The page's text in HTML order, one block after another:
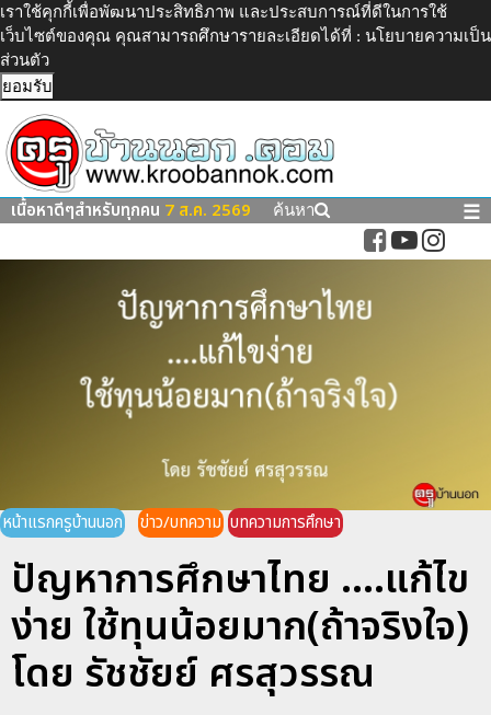
เราใช้คุกกี้เพื่อพัฒนาประสิทธิภาพ และประสบการณ์ที่ดีในการใช้
เว็บไซต์ของคุณ คุณสามารถศึกษารายละเอียดได้ที่ : นโยบายความเป็น
ส่วนตัว
ยอมรับ
เนื้อหาดีๆสำหรับทุกคน 7 ส.ค. 2569 ค้นหา ☰
หน้าแรกครูบ้านนอก ข่าว/บทความ บทความการศึกษา
ปัญหาการศึกษาไทย ....แก้ไข
ง่าย ใช้ทุนน้อยมาก(ถ้าจริงใจ)
โดย รัชชัยย์ ศรสุวรรณ